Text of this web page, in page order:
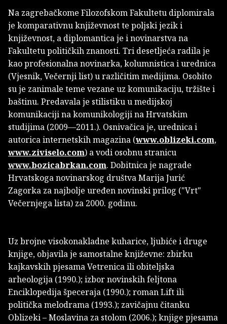
Na zagrebačkome Filozofskom Fakultetu diplomirala
je komparativnu književnost te poljski jezik i
književnost, a diplomantica je i novinarstva na
Fakultetu političkih znanosti. Tri desetljeća radila je
kao profesionalna novinarka, kolumnistica i urednica
(Vjesnik, Večernji list) u različitim medijima. Osobito
su je zanimale teme vezane uz komunikaciju, tržište i
baštinu. Predavala je stilistiku u medijskoj
komunikaciji na komunikologiji na Hrvatskim
studijima (2009—2011.). Osnivačica je, urednica i
autorica internetskih magazina (www.oblizeki.com,
www.ziviselo.com) a vodi osobnu stranicu
www.bozicabrkan.com. Dobitnica je nagrade
Hrvatskoga novinarskog društva Marija Jurić
Zagorka za najbolje uređen novinski prilog ("Vrt"
Večernjega lista) za 2000. godinu.
Uz brojne visokonakladne kuharice, ljubiće i druge
knjige, objavila je samostalne književne: zbirku
kajkavskih pjesama Vetrenica ili obiteljska
arheologija (1990.); izbor novinskih feljtona
Enciklopedija špeceraja (1990.); roman Lift ili
politička melodrama (1993.); zavičajnu čitanku
Oblizeki – Moslavina za stolom (2006.); knjige pjesama